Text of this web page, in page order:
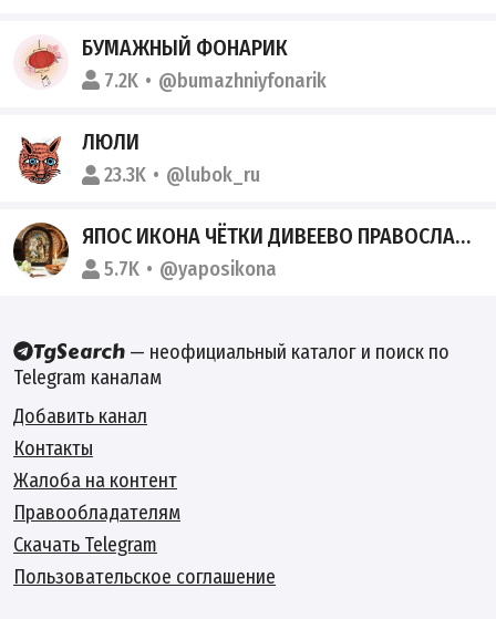
БУМАЖНЫЙ ФОНАРИК
7.2K @bumazhniyfonarik
ЛЮЛИ
23.3K @lubok_ru
ЯПОС ИКОНА ЧЁТКИ ДИВЕЕВО ПРАВОСЛАВИЕ
5.7K @yaposikona
— неофициальный каталог и поиск по
Telegram каналам
Добавить канал
Контакты
Жалоба на контент
Правообладателям
Скачать Telegram
Пользовательское соглашение